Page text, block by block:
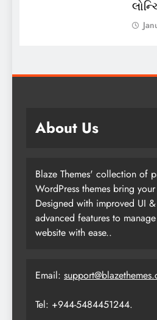
About Us
Blaze Themes' collection of
WordPress themes bring
Designed with improved UI
advanced features to
website with ease..
Email:
Tel: +944-5484451244.